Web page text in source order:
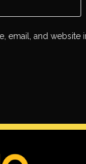
email, and